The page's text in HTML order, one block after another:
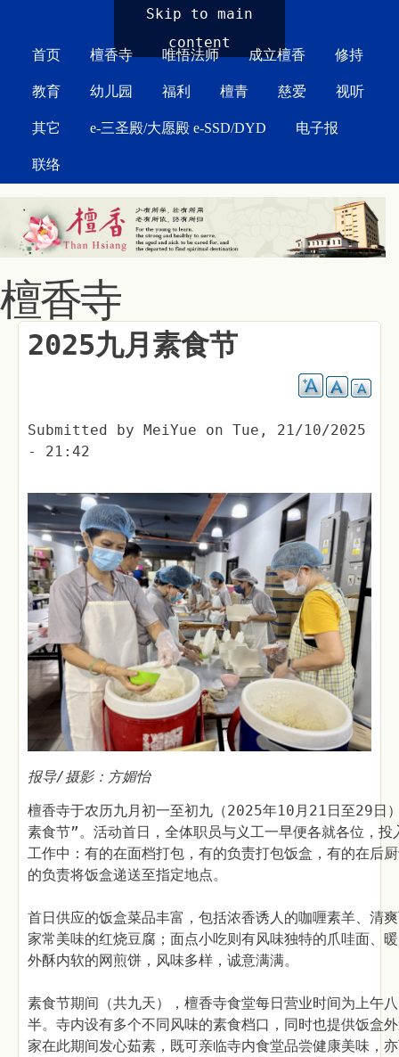
Skip to main
content
首页 檀香寺 唯悟法师 成立檀香 修持
教育 幼儿园 福利 檀青 慈爱 视听
其它 e-三圣殿/大愿殿 e-SSD/DYD 电子报
联络
檀香寺
2025九月素食节
Submitted by MeiYue on Tue, 21/10/2025
- 21:42
报导/摄影：方媚怡
檀香寺于农历九月初一至初九（2025年10月21日至29日
素食节”。活动首日，全体职员与义工一早便各就各位，投
工作中：有的在面档打包，有的负责打包饭盒，有的在后
的负责将饭盒递送至指定地点。
首日供应的饭盒菜品丰富，包括浓香诱人的咖喱素羊、清
家常美味的红烧豆腐；面点小吃则有风味独特的爪哇面、
外酥内软的网煎饼，风味多样，诚意满满。
素食节期间（共九天），檀香寺食堂每日营业时间为上午
半。寺内设有多个不同风味的素食档口，同时也提供饭盒
家在此期间发心茹素，既可亲临寺内食堂品尝健康美味，